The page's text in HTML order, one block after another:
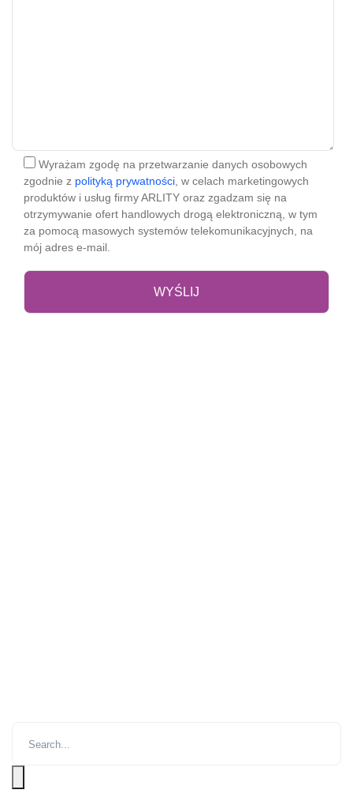
Wyrażam zgodę na przetwarzanie danych osobowych
zgodnie z polityką prywatności, w celach marketingowych
produktów i usług firmy ARLITY oraz zgadzam się na
otrzymywanie ofert handlowych drogą elektroniczną, w tym
za pomocą masowych systemów telekomunikacyjnych, na
mój adres e-mail.